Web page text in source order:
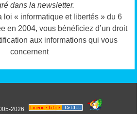
dans la newsletter.
loi « informatique et libertés » du 6
en 2004, vous bénéficiez d’un droit
aux informations qui vous
concernent
2026